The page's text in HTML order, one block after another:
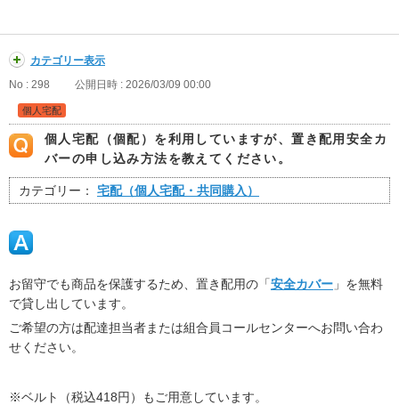
カテゴリー表示
No : 298
公開日時 : 2026/03/09 00:00
個人宅配
個人宅配（個配）を利用していますが、置き配用安全カ
バーの申し込み方法を教えてください。
カテゴリー： 宅配（個人宅配・共同購入）
お留守でも商品を保護するため、置き配用の「安全カバー 」を無料
で貸し出しています。
ご希望の方は配達担当者または組合員コールセンターへお問い合わ
せください。
※ベルト（税込418円）もご用意しています。